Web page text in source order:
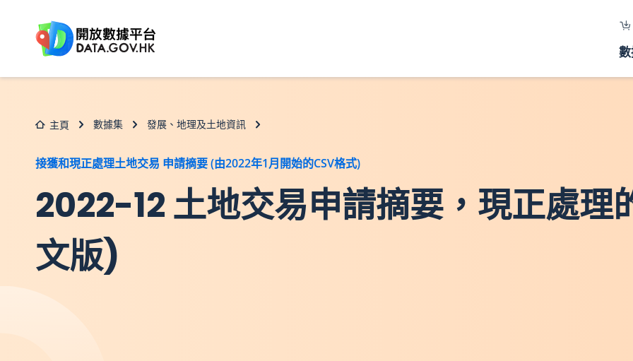
主頁 數據集 發展、地理及土地資訊
接獲和現正處理土地交易 申請摘要 (由2022年1月開始的CSV格式)
2022-12 土地交易申請摘要，現正處理
文版)